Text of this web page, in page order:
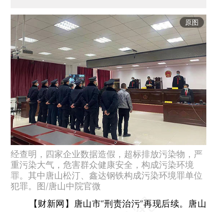
原图
经查明，四家企业数据造假，超标排放污染物，严
重污染大气，危害群众健康安全，构成污染环境
罪。其中唐山松汀、鑫达钢铁构成污染环境罪单位
犯罪。图/唐山中院官微
【财新网】
唐山市“刑责治污”再现后续。唐山